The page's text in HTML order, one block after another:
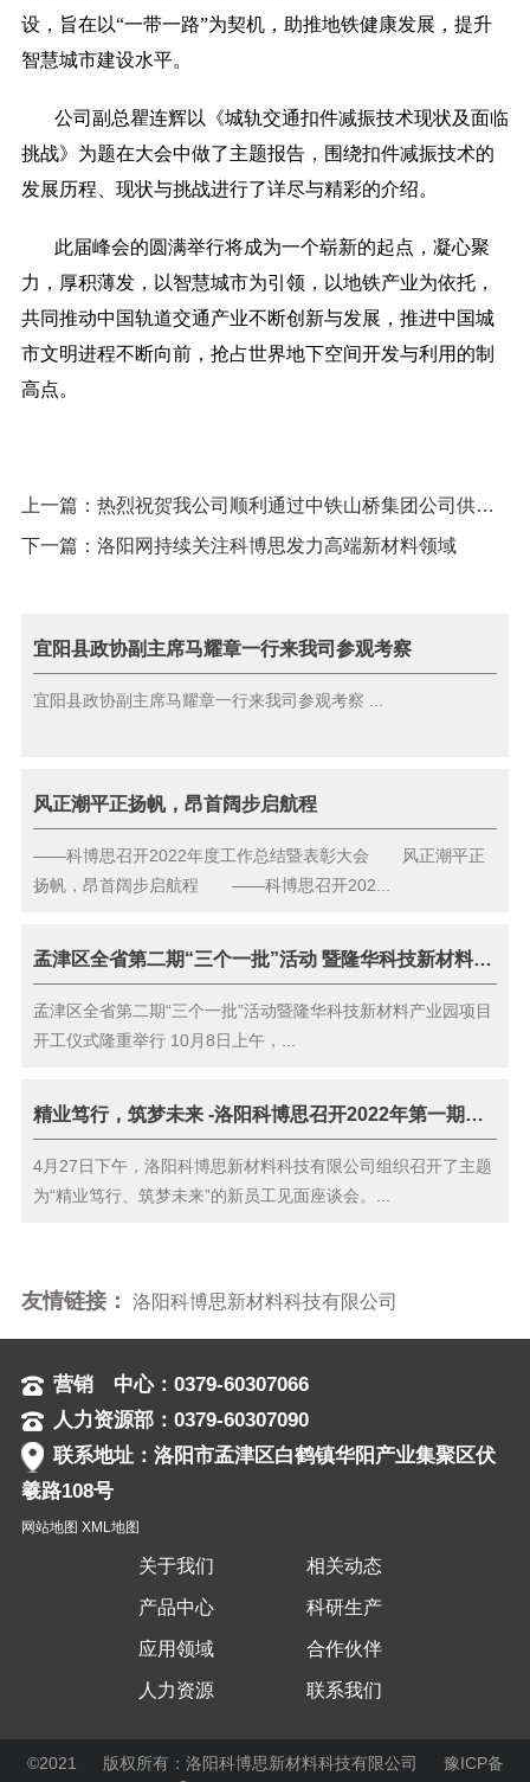
设，旨在以“一带一路”为契机，助推地铁健康发展，提升
智慧城市建设水平。
公司副总瞿连辉以《城轨交通扣件减振技术现状及面临
挑战》为题在大会中做了主题报告，围绕扣件减振技术的
发展历程、现状与挑战进行了详尽与精彩的介绍。
此届峰会的圆满举行将成为一个崭新的起点，凝心聚
力，厚积薄发，以智慧城市为引领，以地铁产业为依托，
共同推动中国轨道交通产业不断创新与发展，推进中国城
市文明进程不断向前，抢占世界地下空间开发与利用的制
高点。
上一篇： 热烈祝贺我公司顺利通过中铁山桥集团公司供应商考评
下一篇： 洛阳网持续关注科博思发力高端新材料领域
宜阳县政协副主席马耀章一行来我司参观考察
宜阳县政协副主席马耀章一行来我司参观考察 ...
风正潮平正扬帆，昂首阔步启航程
——科博思召开2022年度工作总结暨表彰大会 风正潮平正
扬帆，昂首阔步启航程 ——科博思召开202...
孟津区全省第二期“三个一批”活动 暨隆华科技新材料产业园项目开工仪式隆重举行
孟津区全省第二期“三个一批”活动暨隆华科技新材料产业园项目
开工仪式隆重举行 10月8日上午，...
精业笃行，筑梦未来 -洛阳科博思召开2022年第一期新员工见面座谈会
4月27日下午，洛阳科博思新材料科技有限公司组织召开了主题
为“精业笃行、筑梦未来”的新员工见面座谈会。...
友情链接： 洛阳科博思新材料科技有限公司
营销 中心：0379-60307066
人力资源部：0379-60307090
联系地址：洛阳市孟津区白鹤镇华阳产业集聚区伏
羲路108号
网站地图 XML地图
关于我们 相关动态
产品中心 科研生产
应用领域 合作伙伴
人力资源 联系我们
©2021 版权所有：洛阳科博思新材料科技有限公司 豫ICP备